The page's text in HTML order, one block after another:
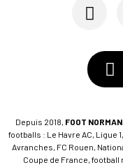
Depuis 2018, FOOT
footballs : Le Havre AC, Ligue
Avranches, FC Rouen,
Coupe de France,